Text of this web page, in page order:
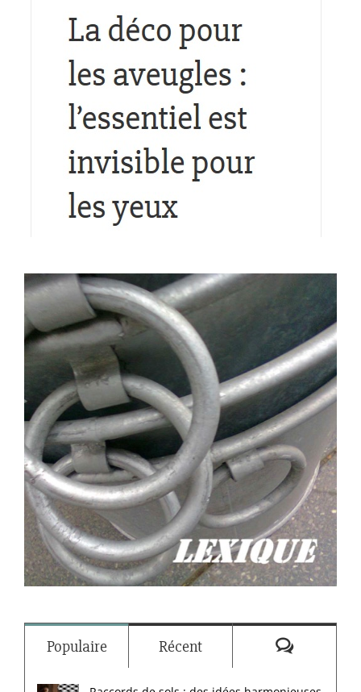
Populaire Récent